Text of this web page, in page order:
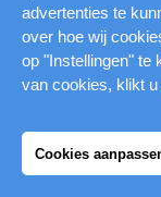
advertenties te
over hoe wij
op "Instellingen" te
van cookies, klikt
Cookies